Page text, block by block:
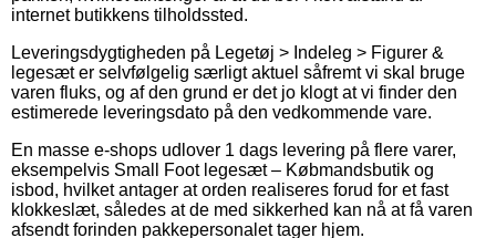
internet butikkens tilholdssted.
Leveringsdygtigheden på Legetøj > Indeleg > Figurer &
legesæt er selvfølgelig særligt aktuel såfremt vi skal bruge
varen fluks, og af den grund er det jo klogt at vi finder den
estimerede leveringsdato på den vedkommende vare.
En masse e-shops udlover 1 dags levering på flere varer,
eksempelvis Small Foot legesæt – Købmandsbutik og
isbod, hvilket antager at orden realiseres forud for et fast
klokkeslæt, således at de med sikkerhed kan nå at få varen
afsendt forinden pakkepersonalet tager hjem.